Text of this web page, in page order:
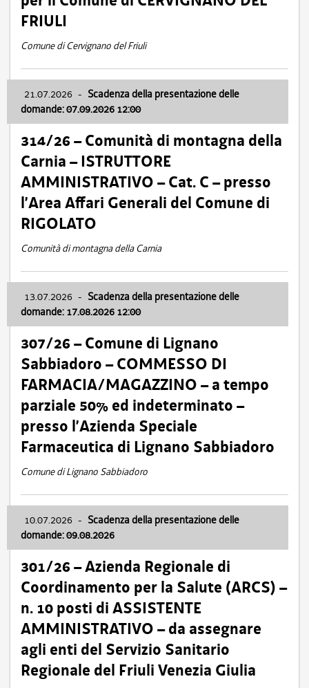
FRIULI
Comune di Cervignano del Friuli
21.07.2026 - Scadenza della presentazione delle
domande: 07.09.2026 12:00
314/26 – Comunità di montagna della
Carnia – ISTRUTTORE
AMMINISTRATIVO – Cat. C – presso
l’Area Affari Generali del Comune di
RIGOLATO
Comunità di montagna della Carnia
13.07.2026 - Scadenza della presentazione delle
domande: 17.08.2026 12:00
307/26 – Comune di Lignano
Sabbiadoro – COMMESSO DI
FARMACIA/MAGAZZINO – a tempo
parziale 50% ed indeterminato –
presso l’Azienda Speciale
Farmaceutica di Lignano Sabbiadoro
Comune di Lignano Sabbiadoro
10.07.2026 - Scadenza della presentazione delle
domande: 09.08.2026
301/26 – Azienda Regionale di
Coordinamento per la Salute (ARCS) –
n. 10 posti di ASSISTENTE
AMMINISTRATIVO – da assegnare
agli enti del Servizio Sanitario
Regionale del Friuli Venezia Giulia